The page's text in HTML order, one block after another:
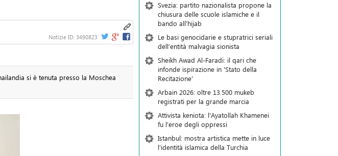
Notizie ID: 3490823
si è tenuta presso la Moschea
Svezia: partito nazionalista propone la
chiusura delle scuole islamiche e il
bando all'hijab
Le basi genocidarie e stupratrici seriali
dell’entità malvagia sionista
Sheikh Awad Al-Faradi: il qari che
infonde ispirazione in 'Stato della
Recitazione'
Arbain 2026: oltre 13.500 mukeb
registrati per la grande marcia
Attivista keniota: l'Ayatollah Khamenei
fu l'eroe degli oppressi
Istanbul: mostra artistica mette in luce
l'identità islamica della Turchia